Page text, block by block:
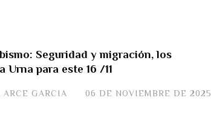
Seguridad y migración, los
Urna para este 16 /11
GARCIA 06 DE NOVIEMBRE DE 2025